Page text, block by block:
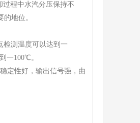
程中水汽分压保持不
地位。
检测温度可以达到一
一100℃。
定性好，输出信号强，由